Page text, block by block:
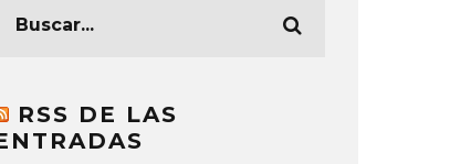
RSS DE LAS